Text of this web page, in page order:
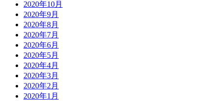
2020年10月
2020年9月
2020年8月
2020年7月
2020年6月
2020年5月
2020年4月
2020年3月
2020年2月
2020年1月